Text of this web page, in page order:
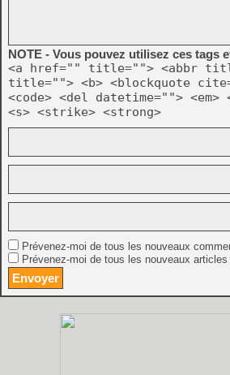
NOTE - Vous pouvez utilisez ces tags
<a href="" title=""> <abbr
title=""> <b> <blockquote
<code> <del datetime="">
<s> <strike> <strong>
Prévenez-moi de tous les nouveaux
Prévenez-moi de tous les nouveaux articles